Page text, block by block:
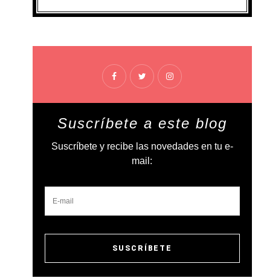
Suscríbete a este blog
Suscríbete y recibe las novedades en tu e-
mail: